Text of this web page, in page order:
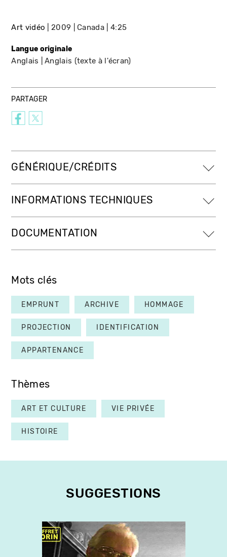
Art vidéo 2009 Canada 4:25
Langue originale
Anglais Anglais (texte à l'écran)
PARTAGER
GÉNÉRIQUE/CRÉDITS
INFORMATIONS TECHNIQUES
DOCUMENTATION
Mots clés
EMPRUNT ARCHIVE HOMMAGE
PROJECTION IDENTIFICATION
APPARTENANCE
Thèmes
ART ET CULTURE VIE PRIVÉE
HISTOIRE
SUGGESTIONS